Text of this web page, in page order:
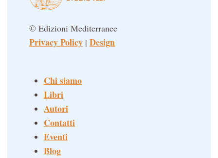
© Edizioni Mediterranee
Privacy Policy | Design
Chi siamo
Libri
Autori
Contatti
Eventi
Blog